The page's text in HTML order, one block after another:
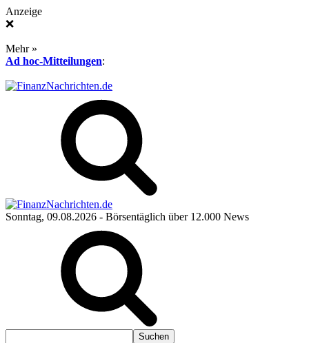
Anzeige
❌
Mehr »
Ad hoc-Mitteilungen:
Sonntag, 09.08.2026 - Börsentäglich über 12.000 News